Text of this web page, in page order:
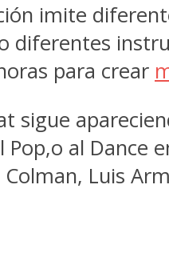
imite
diferentes
para crear
sigue
al Dance
Luis